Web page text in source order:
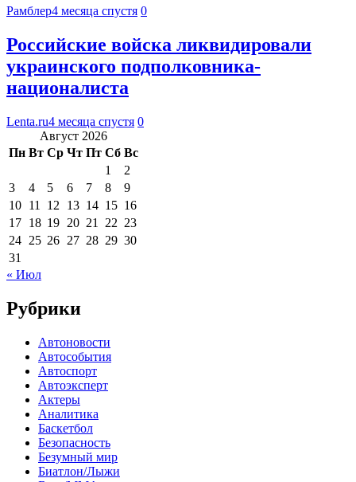
Рамблер4 месяца спустя 0
Российские войска ликвидировали
украинского подполковника-
националиста
Lenta.ru4 месяца спустя 0
Август 2026
Пн Вт Ср Чт Пт Сб Вс
1
2
3
4 5 6 7 8
9
10 11 12 13 14 15 16
17 18 19 20 21 22 23
24 25 26 27 28 29 30
31
« Июл
Рубрики
Автоновости
Автособытия
Автоспорт
Автоэксперт
Актеры
Аналитика
Баскетбол
Безопасность
Безумный мир
Биатлон/Лыжи